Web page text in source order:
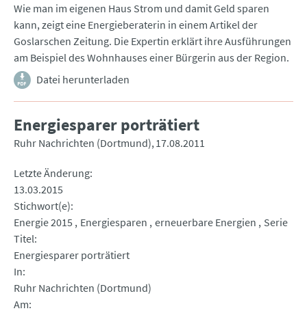
Wie man im eigenen Haus Strom und damit Geld sparen
kann, zeigt eine Energieberaterin in einem Artikel der
Goslarschen Zeitung. Die Expertin erklärt ihre Ausführungen
am Beispiel des Wohnhauses einer Bürgerin aus der Region.
Datei herunterladen
Energiesparer porträtiert
Ruhr Nachrichten (Dortmund) 17.08.2011
Letzte Änderung
13.03.2015
Stichwort(e)
Energie 2015
Energiesparen erneuerbare Energien
Serie
Titel
Energiesparer porträtiert
In
Ruhr Nachrichten (Dortmund)
Am